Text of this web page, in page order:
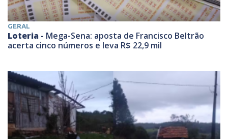
GERAL
Loteria - Mega-Sena: aposta de Francisco Beltrão
acerta cinco números e leva R$ 22,9 mil